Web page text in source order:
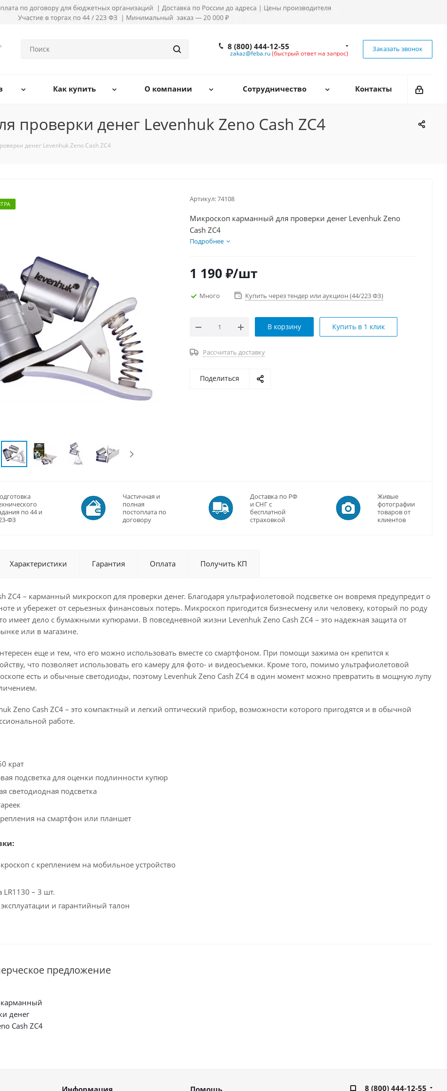
8 (800) 444-12-55
zakaz@feba.ru(быстрый ответ на запрос)
Заказать звонок
Как купить О компании Сотрудничество Контакты
проверки денег Levenhuk Zeno Cash ZC4
денег Levenhuk Zeno Cash ZC4
Артикул:74108
Микроскоп карманный для проверки денег Levenhuk Zeno
Cash ZC4
Подробнее
1 190 ₽/шт
Много Купить через тендер или аукцион (44/223 ФЗ)
В корзину Купить в 1 клик
Рассчитать доставку
Поделиться
по 44 и
ФЗ
Частичная и
полная
постоплата по
договору
Доставка по РФ
и СНГ с
бесплатной
страховкой
Живые
фотографии
товаров от
клиентов
Характеристики Гарантия Оплата Получить КП
ZC4 – карманный микроскоп для проверки денег. Благодаря ультрафиолетовой подсветке он вовремя предупредит о
и убережет от серьезных финансовых потерь. Микроскоп пригодится бизнесмену или человеку, который по роду
имеет дело с бумажными купюрами. В повседневной жизни Levenhuk Zeno Cash ZC4 – это надежная защита от
или в магазине.
еще и тем, что его можно использовать вместе со смартфоном. При помощи зажима он крепится к
что позволяет использовать его камеру для фото- и видеосъемки. Кроме того, помимо ультрафиолетовой
есть и обычные светодиоды, поэтому Levenhuk Zeno Cash ZC4 в один момент можно превратить в мощную лупу
Zeno Cash ZC4 – это компактный и легкий оптический прибор, возможности которого пригодятся и в обычной
работе.
крат
подсветка для оценки подлинности купюр
светодиодная подсветка
на смартфон или планшет
с креплением на мобильное устройство
LR1130 – 3 шт.
и гарантийный талон
предложение
денег
Cash ZC4
Информация Помощь 8 (800) 444-12-55